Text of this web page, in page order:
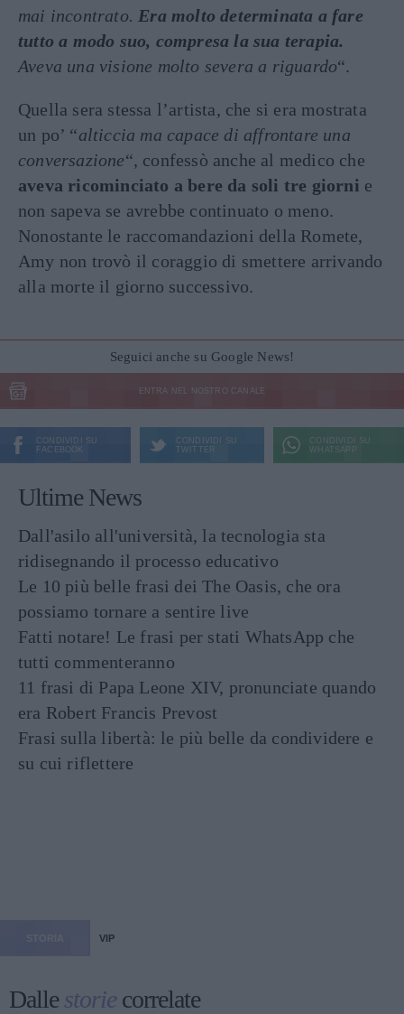
mai incontrato. Era molto determinata a fare
tutto a modo suo, compresa la sua terapia.
Aveva una visione molto severa a riguardo“.
Quella sera stessa l’artista, che si era mostrata
un po’ “alticcia ma capace di affrontare una
conversazione“, confessò anche al medico che
aveva ricominciato a bere da soli tre giorni e
non sapeva se avrebbe continuato o meno.
Nonostante le raccomandazioni della Romete,
Amy non trovò il coraggio di smettere arrivando
alla morte il giorno successivo.
Seguici anche su Google News!
ENTRA NEL NOSTRO CANALE
CONDIVIDI SU
FACEBOOK
CONDIVIDI SU
TWITTER
CONDIVIDI SU
WHATSAPP
Ultime News
Dall'asilo all'università, la tecnologia sta
ridisegnando il processo educativo
Le 10 più belle frasi dei The Oasis, che ora
possiamo tornare a sentire live
Fatti notare! Le frasi per stati WhatsApp che
tutti commenteranno
11 frasi di Papa Leone XIV, pronunciate quando
era Robert Francis Prevost
Frasi sulla libertà: le più belle da condividere e
su cui riflettere
VIP
Dallestorie correlate